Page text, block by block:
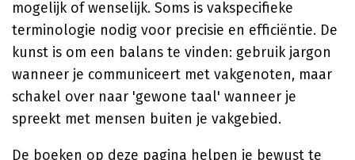
mogelijk of wenselijk. Soms is vakspecifieke
terminologie nodig voor precisie en efficiëntie. De
kunst is om een balans te vinden: gebruik jargon
wanneer je communiceert met vakgenoten, maar
schakel over naar 'gewone taal' wanneer je
spreekt met mensen buiten je vakgebied.
De boeken op deze pagina helpen je bewust te